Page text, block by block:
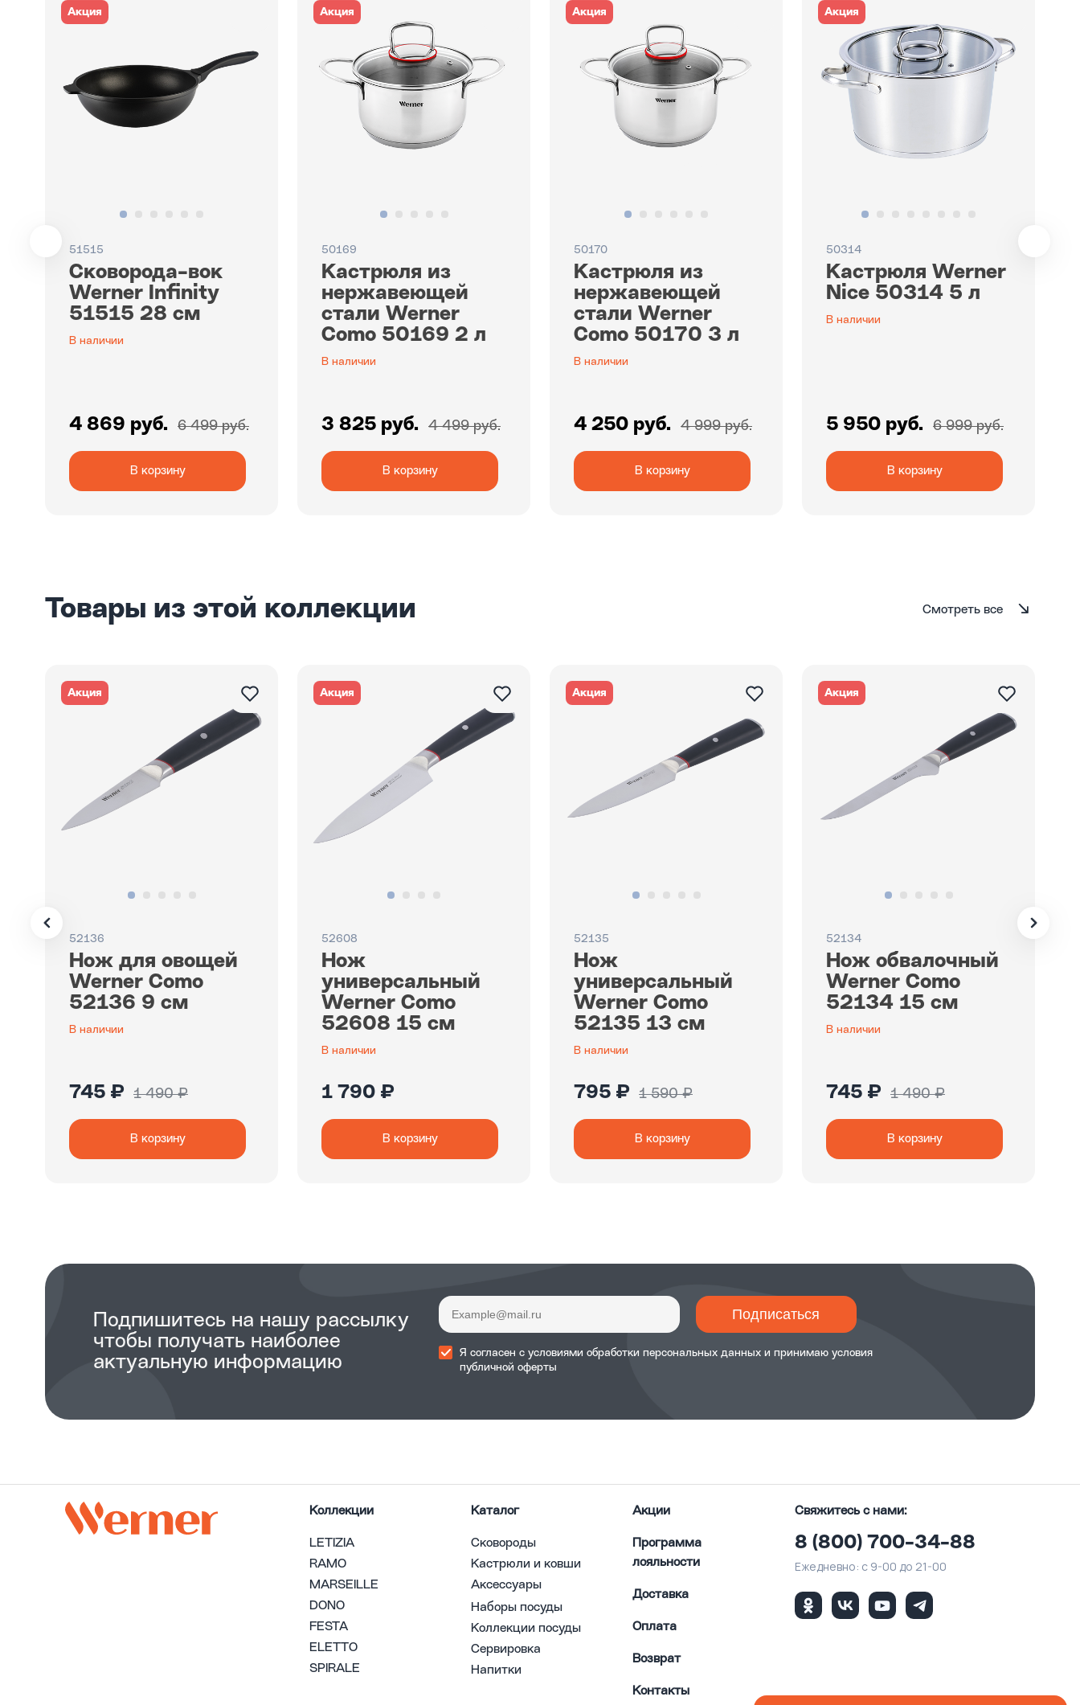
Акция
51515
Сковорода-вок
Werner Infinity
51515 28 см
В наличии
4 869 руб. 6 499 руб.
В корзину
Акция
50169
Кастрюля из
нержавеющей
стали Werner
Como 50169 2 л
В наличии
3 825 руб. 4 499 руб.
В корзину
Акция
50170
Кастрюля из
нержавеющей
стали Werner
Como 50170 3 л
В наличии
4 250 руб. 4 999 руб.
В корзину
Акция
50314
Кастрюля Werner
Nice 50314 5 л
В наличии
5 950 руб. 6 999 руб.
В корзину
Товары из этой коллекции Смотреть все
Акция
52136
Нож для овощей
Werner Como
52136 9 см
В наличии
745 ₽ 1 490 ₽
В корзину
Акция
52608
Нож
универсальный
Werner Como
52608 15 см
В наличии
1 790 ₽
В корзину
Акция
52135
Нож
универсальный
Werner Como
52135 13 см
В наличии
795 ₽ 1 590 ₽
В корзину
Акция
52134
Нож обвалочный
Werner Como
52134 15 см
В наличии
745 ₽ 1 490 ₽
В корзину
Подпишитесь на нашу рассылку
чтобы получать наиболее
актуальную информацию
Подписаться
Я согласен с условиями обработки персональных данных и принимаю условия
публичной оферты
Коллекции
LETIZIA
RAMO
MARSEILLE
DONO
FESTA
ELETTO
SPIRALE
Каталог
Сковороды
Кастрюли и ковши
Аксессуары
Наборы посуды
Коллекции посуды
Сервировка
Напитки
Акции
Программа
лояльности
Доставка
Оплата
Возврат
Контакты
Свяжитесь с нами:
8 (800) 700-34-88
Ежедневно: с 9-00 до 21-00